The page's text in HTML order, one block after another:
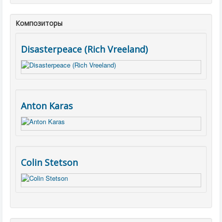
Композиторы
Disasterpeace (Rich Vreeland)
Anton Karas
Colin Stetson